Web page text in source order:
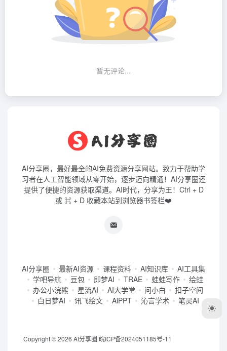
暂无评论...
AI分享圈，最好最全的AI免费资源分享网站。致力于帮助学
习者在人工智能领域从零开始，逐步迈向精通！AI分享圈还
提供了便捷的资源获取渠道。AI时代，分享为王！Ctrl + D
或 ⌘ + D 收藏本站到浏览器书签栏❤️
AI分享圈 最新AI资源 课程资料 AI知识库
AI工具集
学吧导航
豆包 即梦AI TRAE 蛙蛙写作
绘蛙
办公小浣熊
星流AI AI大学堂 问小白
扣子空间
白日梦AI
讯飞绘文 AiPPT 沁言学术 笔灵AI
Copyright © 2026 AI分享圈 皖ICP备2024051185号-11